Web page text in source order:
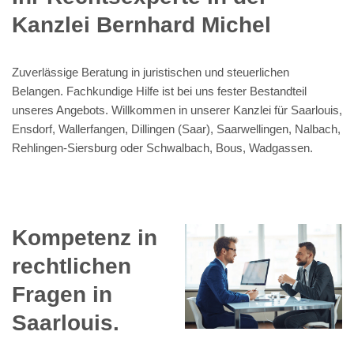
Kanzlei Bernhard Michel
Zuverlässige Beratung in juristischen und steuerlichen
Belangen. Fachkundige Hilfe ist bei uns fester Bestandteil
unseres Angebots. Willkommen in unserer Kanzlei für Saarlouis,
Ensdorf, Wallerfangen, Dillingen (Saar), Saarwellingen, Nalbach,
Rehlingen-Siersburg oder Schwalbach, Bous, Wadgassen.
Kompetenz in
rechtlichen
Fragen in
Saarlouis.